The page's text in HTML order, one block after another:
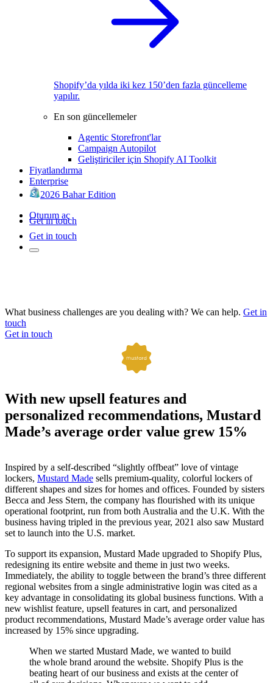
Shopify’da yılda iki kez 150’den fazla güncelleme
yapılır.
En son güncellemeler
Agentic Storefront'lar
Campaign Autopilot
Geliştiriciler için Shopify AI Toolkit
Fiyatlandırma
Enterprise
2026 Bahar Edition
Oturum aç
Get in touch
Get in touch
What business challenges are you dealing with? We can help. Get in
touch
Get in touch
With new upsell features and
personalized recommendations, Mustard
Made’s average order value grew 15%
Inspired by a self-described “slightly offbeat” love of vintage
lockers, Mustard Made sells premium-quality, colorful lockers of
different shapes and sizes for homes and offices. Founded by sisters
Becca and Jess Stern, the company has flourished with its unique
operational footprint, run from both Australia and the U.K. With the
business having tripled in the previous year, 2021 also saw Mustard
set to launch into the U.S. market.
To support its expansion, Mustard Made upgraded to Shopify Plus,
redesigning its entire website and theme in just two weeks.
Immediately, the ability to toggle between the brand’s three different
regional websites from a single administrative login was cited as a
key advantage in consolidating its global business functions. With a
new wishlist feature, upsell features in cart, and personalized
product recommendations, Mustard Made’s average order value has
increased by 15% since upgrading.
When we started Mustard Made, we wanted to build
the whole brand around the website. Shopify Plus is the
beating heart of our business and exists at the center of